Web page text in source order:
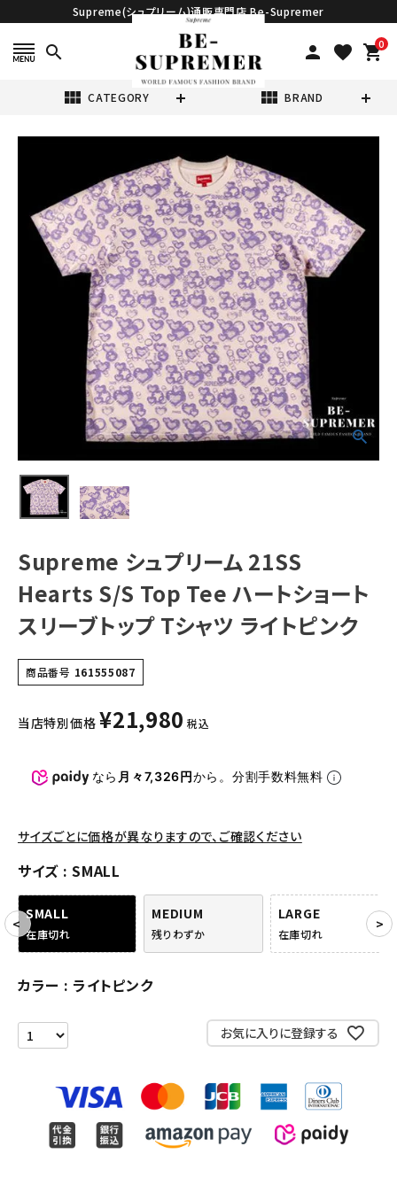
Supreme(シュプリーム)通販専門店 Be-Supremer
search person favorite 0
shopping_cart
view_module CATEGORY view_module BRAND
NEW ITEMS
Tシャツ・ロングスリーブ
ジャケット・アウター
キャップ・ハット
バックパック・リュック
その他バッグ類
アクセサリー
COLLABORATION BRAND
SEASON
CONTENTS
ようこそ ゲスト 様
Follow us
Supreme シュプリーム 21SS
Hearts S/S Top Tee ハートショート
スリーブトップ Tシャツ ライトピンク
商品番号 161555087
当店特別価格 ¥21,980 税込
なら 月々7,326円から。分割手数料無料
サイズごとに価格が異なりますので、ご確認ください
サイズ SMALL
SMALL
在庫切れ
MEDIUM
残りわずか
LARGE
在庫切れ
カラー ライトピンク
お気に入りに登録する